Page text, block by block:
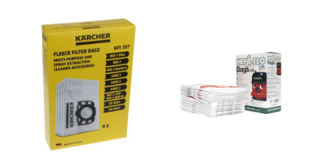
Petshop
Accesorii animale de companie
Acvaristica
Castroane si adapatori animale
Igiena animale de companie
Mobila si transport animale de
companie